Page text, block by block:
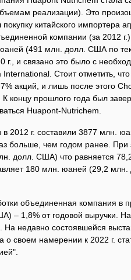
реализации). Это
китайского импортера
компании (за 2012
(491 млн. долл. США по
г., и связано это было с
International. Стоит отметить,
акций, и лишь после этого
концу прошлого года был
Huapont-Nutrichem.
2012 г. составили 3877 млн.
больше, чем годом ранее.
долл. США) что равняется
180 млн. юаней (29,2
объединенная компания в
– 1,8% от годовой выручки. На
На недавно состоявшейся
о своем намерении к 2022 г.